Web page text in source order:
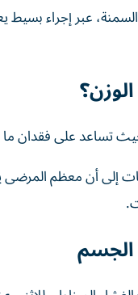
عبر إجراء بسيط
إلى أن معظم المرضى